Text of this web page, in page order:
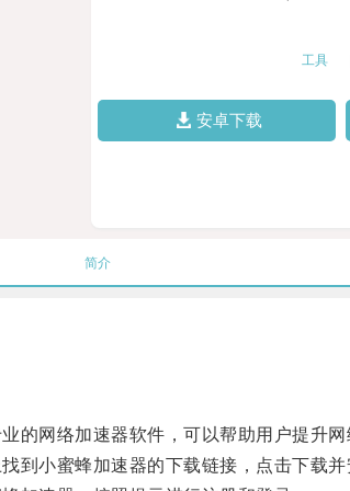
工具
安卓下载
简介
网络加速器软件，可以帮助用户提升网
小蜜蜂加速器的下载链接，点击下载并